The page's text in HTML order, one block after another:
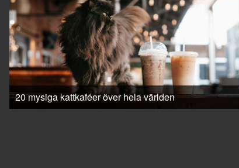
20 mysiga kattkaféer över hela världen